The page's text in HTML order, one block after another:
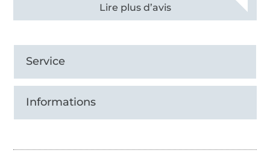
Voir tous les 11498 commentaires
Service
Informations